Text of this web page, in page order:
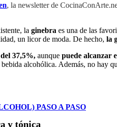
, la newsletter de
la ginebra es una de las
un licor de moda. De hecho, la
37,5%, aunque puede alcanzar
alcohólica. Además, no hay
PASO A PASO
y tónica